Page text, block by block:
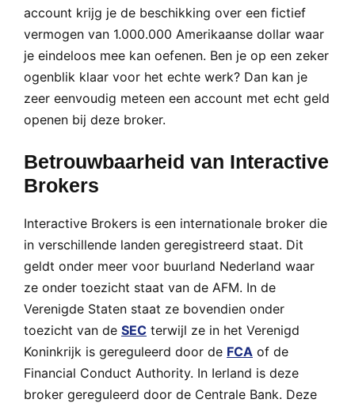
account krijg je de beschikking over een fictief
vermogen van 1.000.000 Amerikaanse dollar waar
je eindeloos mee kan oefenen. Ben je op een zeker
ogenblik klaar voor het echte werk? Dan kan je
zeer eenvoudig meteen een account met echt geld
openen bij deze broker.
Betrouwbaarheid van Interactive
Brokers
Interactive Brokers is een internationale broker die
in verschillende landen geregistreerd staat. Dit
geldt onder meer voor buurland Nederland waar
ze onder toezicht staat van de AFM. In de
Verenigde Staten staat ze bovendien onder
toezicht van de SEC terwijl ze in het Verenigd
Koninkrijk is gereguleerd door de FCA of de
Financial Conduct Authority. In Ierland is deze
broker gereguleerd door de Centrale Bank. Deze